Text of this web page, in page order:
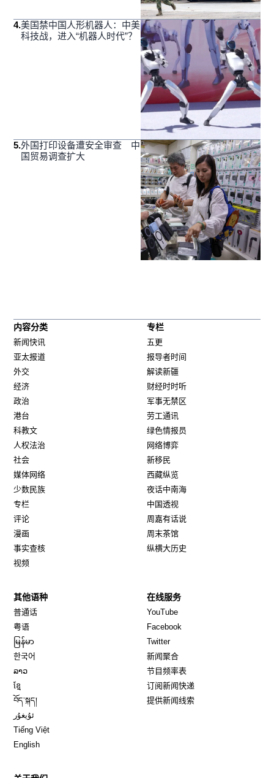
4.美国禁中国人形机器人：中美
科技战，进入“机器人时代”？
5.外国打印设备遭安全审查 中
国贸易调查扩大
内容分类
新闻快讯
亚太报道
外交
经济
政治
港台
科教文
人权法治
社会
媒体网络
少数民族
专栏
评论
漫画
事实查核
视频
专栏
五更
报导者时间
解读新疆
财经时时听
军事无禁区
劳工通讯
绿色情报员
网络博弈
新移民
西藏纵览
夜话中南海
中国透视
周嘉有话说
周末茶馆
纵横大历史
其他语种
普通话
粤语
မြန်မာ
한국어
ລາວ
ខ្មែ
བོད་སྐད།
ئۇيغۇر
Tiếng Việt
English
在线服务
YouTube
Facebook
TwitterOpens in new window
新闻聚合
节目频率表
订阅新闻快递
提供新闻线索